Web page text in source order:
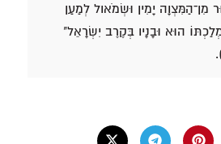
מִן־הַמִּצְוָה יָמִין וּשְׂמֹאול לְמַעַן
הוּא וּבָנָיו בְּקֶרֶב יִשְׂרָאֵל"